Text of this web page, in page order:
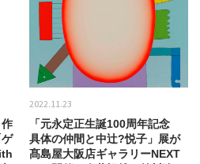
作
2022.11.23
「元永定正生誕100周年記念
具体の仲間と中辻?悦子」展が
髙島屋大阪店ギャラリーNEXT